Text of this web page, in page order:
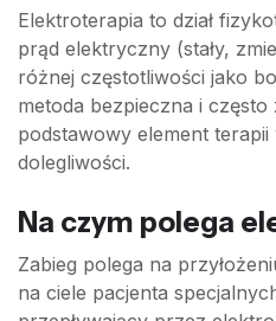
Elektroterapia to dział
prąd elektryczny (stały,
różnej częstotliwości jako
metoda bezpieczna i często
podstawowy element
dolegliwości.
Na czym polega
Zabieg polega na
na ciele pacjenta